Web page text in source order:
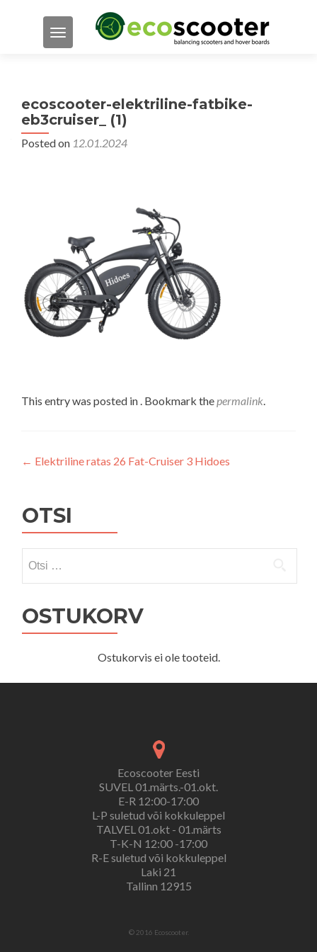
TOGGLE NAVIGATION
ecoscooter-elektriline-fatbike-
eb3cruiser_ (1)
Posted on 12.01.2024
This entry was posted in . Bookmark thepermalink.
Navigeerimine
← Elektriline ratas 26 Fat-Cruiser 3 Hidoes
OTSI
OSTUKORV
Ostukorvis ei ole tooteid.
Ecoscooter Eesti
SUVEL 01.märts.-01.okt.
E-R 12:00-17:00
L-P suletud või kokkuleppel
TALVEL 01.okt - 01.märts
T-K-N 12:00 -17:00
R-E suletud või kokkuleppel
Laki 21
Tallinn 12915
© 2016 Ecoscooter.